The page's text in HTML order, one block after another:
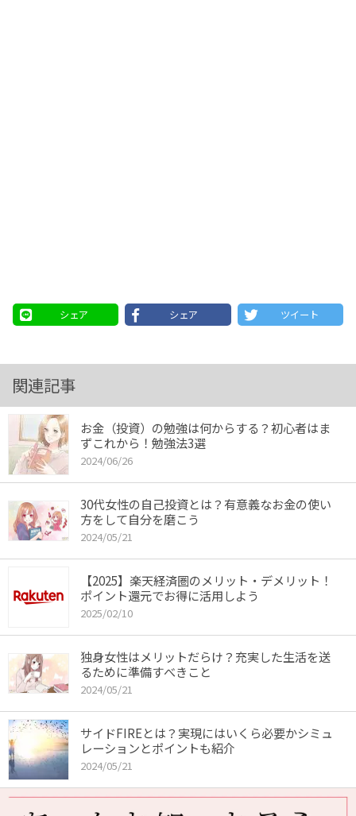
シェア シェア ツイート
関連記事
お金（投資）の勉強は何からする？初心者はま
ずこれから！勉強法3選
2024/06/26
30代女性の自己投資とは？有意義なお金の使い
方をして自分を磨こう
2024/05/21
【2025】楽天経済圏のメリット・デメリット！
ポイント還元でお得に活用しよう
2025/02/10
独身女性はメリットだらけ？充実した生活を送
るために準備すべきこと
2024/05/21
サイドFIREとは？実現にはいくら必要かシミュ
レーションとポイントも紹介
2024/05/21